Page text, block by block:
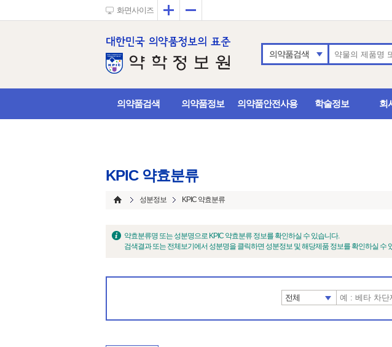
화면사이즈 확대
의약품검색
의약품검색 의약품정보 의약품안전사용 학술정보 회
KPIC 약효분류
성분정보 KPIC 약효분류
약효분류명 또는 성분명으로 KPIC 약효분류 정보를 확인하실 수 있습니다.
검색결과 또는 전체보기에서 성분명을 클릭하면 성분정보 및 해당제품 정보를 확인하실 수
전체